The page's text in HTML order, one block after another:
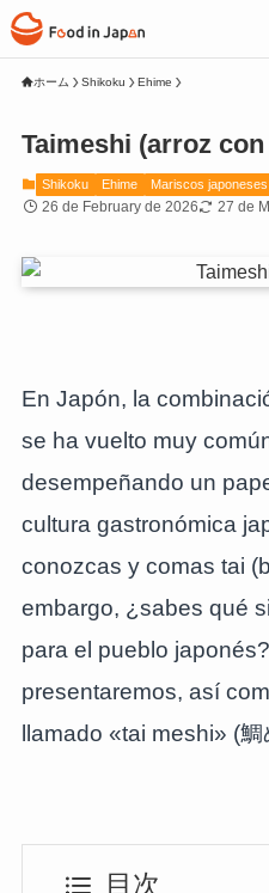
ホーム Shikoku Ehime
Taimeshi (arroz
Shikoku Ehime Mariscos japoneses
26 de February de 2026 27 de
En Japón, la
se ha vuelto muy
desempeñando un
cultura gastronómica
conozcas y comas tai
embargo, ¿sabes qué
para el pueblo
presentaremos, así
llamado «tai meshi» (鯛
目次